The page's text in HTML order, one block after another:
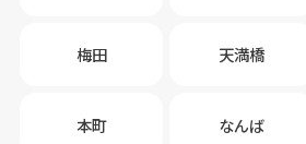
梅田 天満橋
本町 なんば